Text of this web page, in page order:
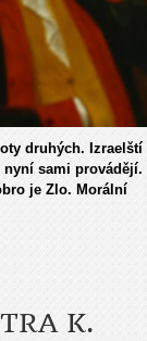
druhých. Izraelští
sami provádějí.
je Zlo. Morální
K.